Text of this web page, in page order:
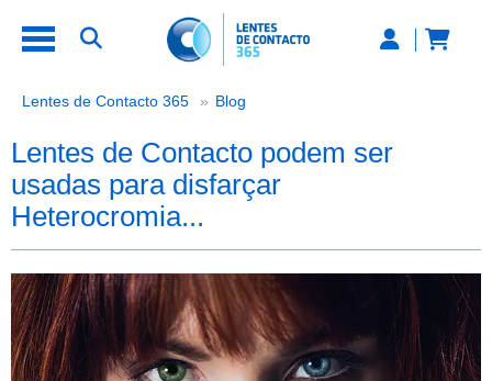
Lentes de Contacto 365 Blog
Lentes de Contacto podem ser
usadas para disfarçar
Heterocromia...